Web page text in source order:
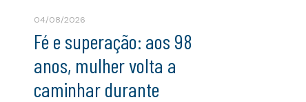
04/08/2026
Fé e superação: aos 98
anos, mulher volta a
caminhar durante